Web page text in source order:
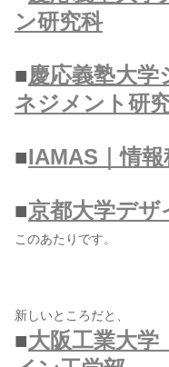
ン研究科
■慶応義塾大
ネジメント研
■IAMAS｜情
■京都大学デ
このあたりです。
新しいところだと、
■大阪工業大